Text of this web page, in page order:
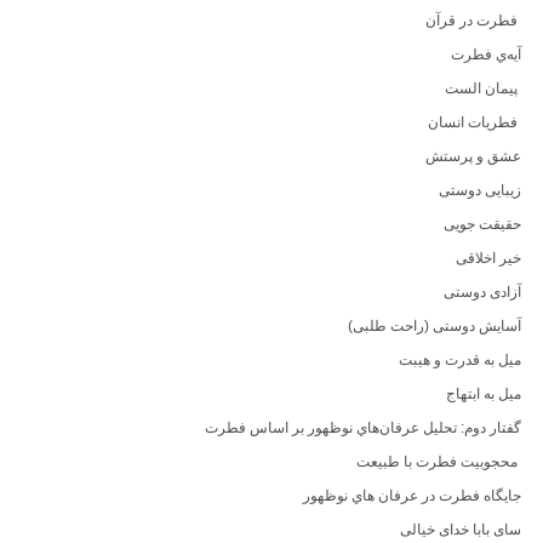
فطرت در قرآن
آيه‌ي فطرت
پیمان الست
فطريات انسان
عشق و پرستش
زیبایی دوستی
حقیقت جویی
خیر اخلاقی
آزادی دوستی
آسایش دوستی (راحت طلبی)
میل به قدرت و هیبت
میل به ابتهاج
گفتار دوم: تحليل عرفان‌هاي نوظهور بر اساس فطرت
محجوبیت فطرت با طبیعت
جايگاه فطرت در عرفان هاي نوظهور
سای بابا خدای خیالی